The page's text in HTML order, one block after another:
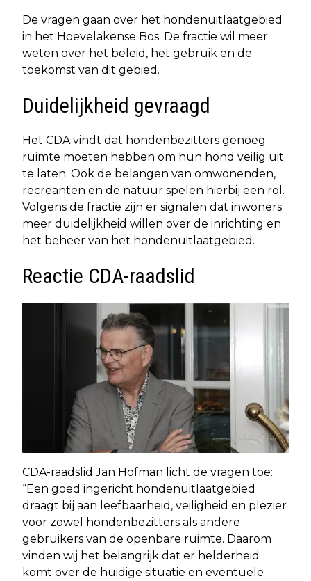
De vragen gaan over het hondenuitlaatgebied
in het Hoevelakense Bos. De fractie wil meer
weten over het beleid, het gebruik en de
toekomst van dit gebied.
Duidelijkheid gevraagd
Het CDA vindt dat hondenbezitters genoeg
ruimte moeten hebben om hun hond veilig uit
te laten. Ook de belangen van omwonenden,
recreanten en de natuur spelen hierbij een rol.
Volgens de fractie zijn er signalen dat inwoners
meer duidelijkheid willen over de inrichting en
het beheer van het hondenuitlaatgebied.
Reactie CDA-raadslid
CDA-raadslid Jan Hofman licht de vragen toe:
“Een goed ingericht hondenuitlaatgebied
draagt bij aan leefbaarheid, veiligheid en plezier
voor zowel hondenbezitters als andere
gebruikers van de openbare ruimte. Daarom
vinden wij het belangrijk dat er helderheid
komt over de huidige situatie en eventuele